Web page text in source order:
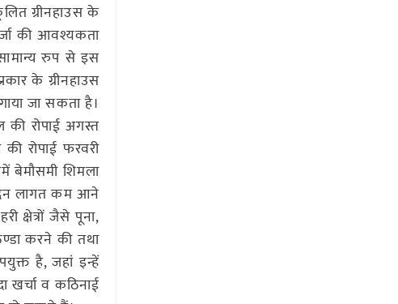
ग्रीनहाउस के
की आवश्यकता
रुप से इस
के ग्रीनहाउस
जा सकता है।
रोपाई अगस्त
रोपाई फरवरी
बेमौसमी शिमला
लागत कम आने
क्षेत्रों जैसे पूना,
करने की तथा
है, जहां इन्हें
खर्चा व कठिनाई